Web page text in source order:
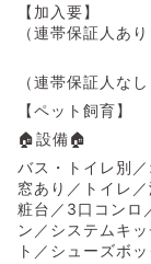
【加入要】
（連帯保証人あり
初回：総
（連帯保証人なし
【ペット飼
🏠設備🏠
バス・トイレ別
窓あり／トイレ
粧台／3口コンロ
ン／システムキ
ト／シューズボ